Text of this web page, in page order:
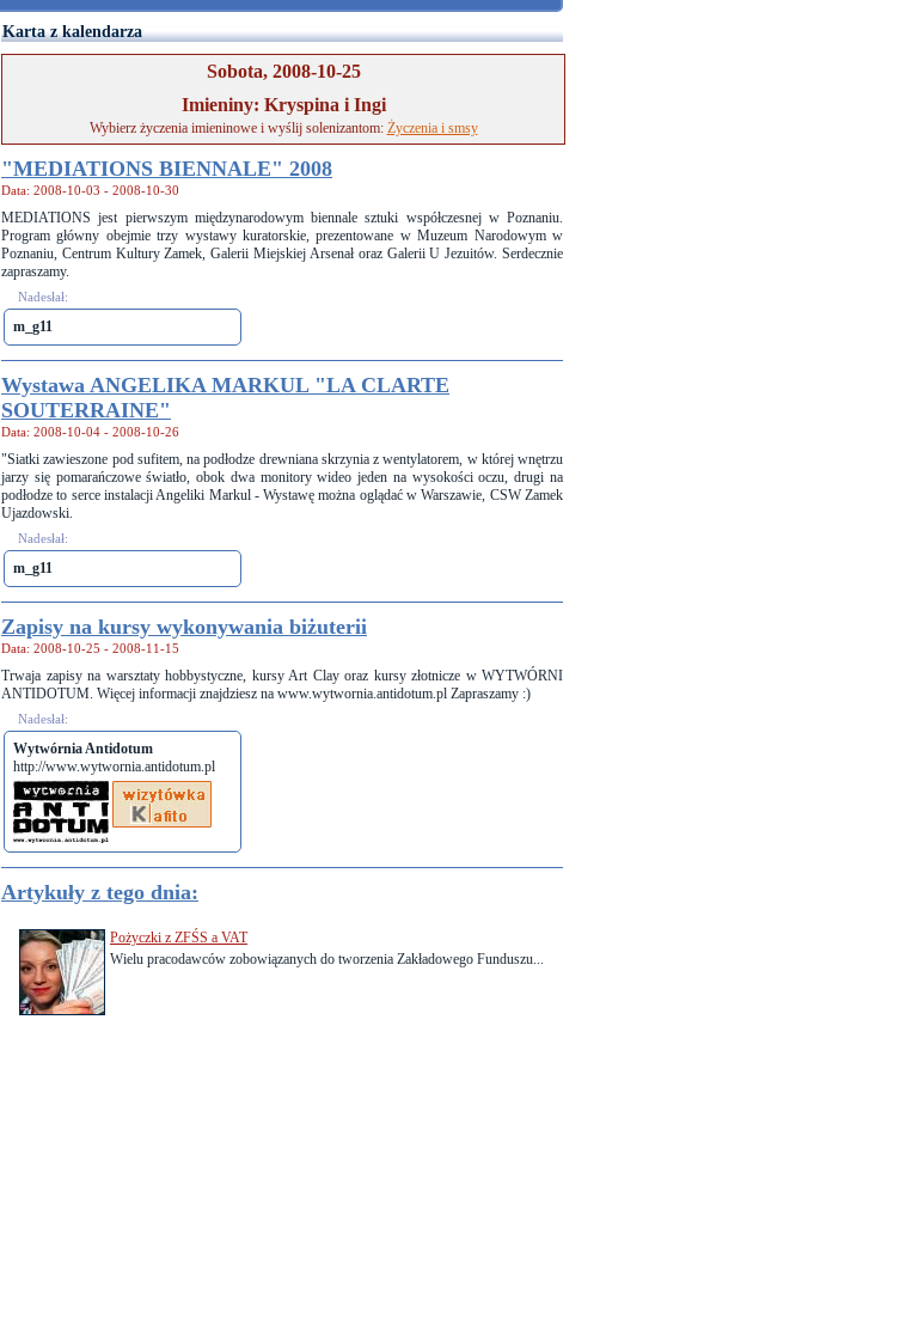
Karta z kalendarza
Sobota, 2008-10-25
Imieniny: Kryspina i Ingi
Wybierz życzenia imieninowe i wyślij solenizantom: Życzenia i smsy
"MEDIATIONS BIENNALE" 2008
Data: 2008-10-03 - 2008-10-30
MEDIATIONS jest pierwszym międzynarodowym biennale sztuki współczesnej w Poznaniu.
Program główny obejmie trzy wystawy kuratorskie, prezentowane w Muzeum Narodowym w
Poznaniu, Centrum Kultury Zamek, Galerii Miejskiej Arsenał oraz Galerii U Jezuitów. Serdecznie
zapraszamy.
Nadesłał:
m_g11
Wystawa ANGELIKA MARKUL "LA CLARTE
SOUTERRAINE"
Data: 2008-10-04 - 2008-10-26
"Siatki zawieszone pod sufitem, na podłodze drewniana skrzynia z wentylatorem, w której wnętrzu
jarzy się pomarańczowe światło, obok dwa monitory wideo jeden na wysokości oczu, drugi na
podłodze to serce instalacji Angeliki Markul - Wystawę można oglądać w Warszawie, CSW Zamek
Ujazdowski.
Nadesłał:
m_g11
Zapisy na kursy wykonywania biżuterii
Data: 2008-10-25 - 2008-11-15
Trwaja zapisy na warsztaty hobbystyczne, kursy Art Clay oraz kursy złotnicze w WYTWÓRNI
ANTIDOTUM. Więcej informacji znajdziesz na www.wytwornia.antidotum.pl Zapraszamy :)
Nadesłał:
Wytwórnia Antidotum
http://www.wytwornia.antidotum.pl
Artykuły z tego dnia:
Pożyczki z ZFŚS a VAT
Wielu pracodawców zobowiązanych do tworzenia Zakładowego Funduszu...